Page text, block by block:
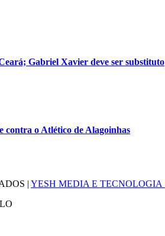
Gabriel Xavier deve ser substituto
contra o Atlético de Alagoinhas
| YESH MEDIA E TECNOLOGIA